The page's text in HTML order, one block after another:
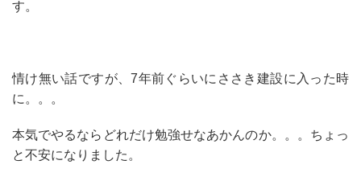
す。
情け無い話ですが、7年前ぐらいにささき建設に入った時
に。。。
本気でやるならどれだけ勉強せなあかんのか。。。ちょっ
と不安になりました。